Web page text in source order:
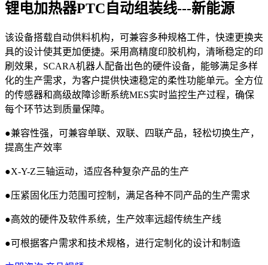
锂电加热器PTC自动组装线---新能源
该设备搭载自动供料机构，可兼容多种规格工件，快速更换夹
具的设计使其更加便捷。采用高精度印胶机构，清晰稳定的印
刷效果，SCARA机器人配备出色的硬件设备，能够满足多样
化的生产需求，为客户提供快速稳定的柔性功能单元。全方位
的传感器和高级故障诊断系统MES实时监控生产过程，确保
每个环节达到质量保障。
●兼容性强，可兼容单联、双联、四联产品，轻松切换生产，
提高生产效率
●X-Y-Z三轴运动，适应各种复杂产品的生产
●压紧固化压力范围可控制，满足各种不同产品的生产需求
●高效的硬件及软件系统，生产效率远超传统生产线
●可根据客户需求和技术规格，进行定制化的设计和制造